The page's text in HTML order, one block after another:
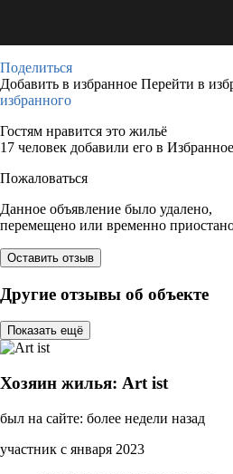
Поделиться
Добавить в избранное Перейти в
избранного
Гостям нравится это жильё
17 человек добавили его в Избранное
Пожаловаться
Данное объявление было удалено,
перемещено или временно
Оставить отзыв
Другие отзывы об объекте
Показать ещё
Хозяин жилья: Art ist
был на сайте: более недели назад
участник с января 2023